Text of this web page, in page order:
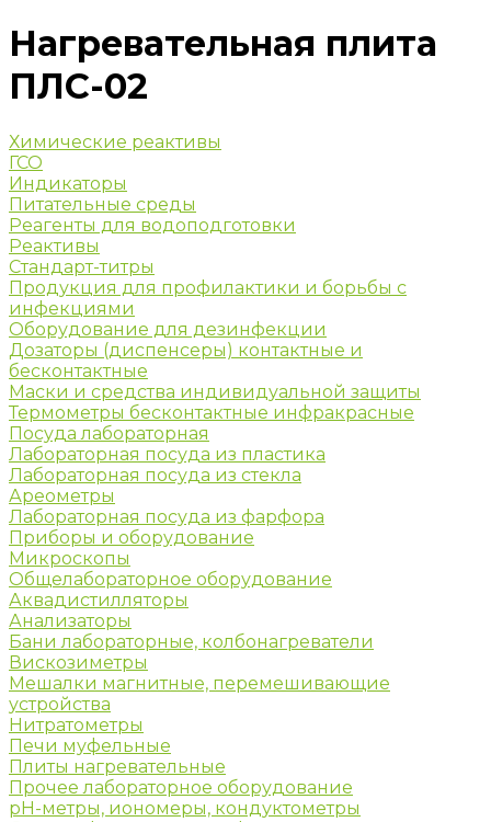
Нагревательная плита
ПЛС-02
Химические реактивы
ГСО
Индикаторы
Питательные среды
Реагенты для водоподготовки
Реактивы
Стандарт-титры
Продукция для профилактики и борьбы с
инфекциями
Оборудование для дезинфекции
Дозаторы (диспенсеры) контактные и
бесконтактные
Маски и средства индивидуальной защиты
Термометры бесконтактные инфракрасные
Посуда лабораторная
Лабораторная посуда из пластика
Лабораторная посуда из стекла
Ареометры
Лабораторная посуда из фарфора
Приборы и оборудование
Микроскопы
Общелабораторное оборудование
Аквадистилляторы
Анализаторы
Бани лабораторные, колбонагреватели
Вискозиметры
Мешалки магнитные, перемешивающие
устройства
Нитратометры
Печи муфельные
Плиты нагревательные
Прочее лабораторное оборудование
рН-метры, иономеры, кондуктометры